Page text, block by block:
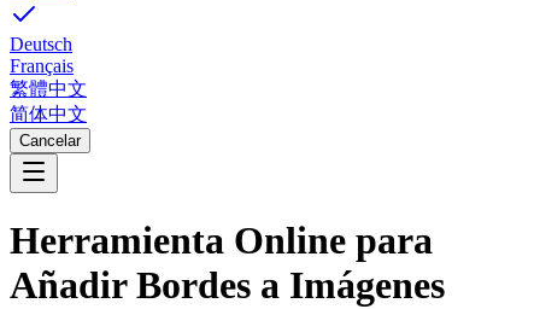
Deutsch
Français
繁體中文
简体中文
Cancelar
Herramienta Online para
Añadir Bordes a Imágenes